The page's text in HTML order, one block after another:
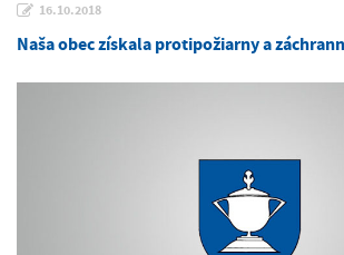
16.10.2018
Naša obec získala protipožiarny a